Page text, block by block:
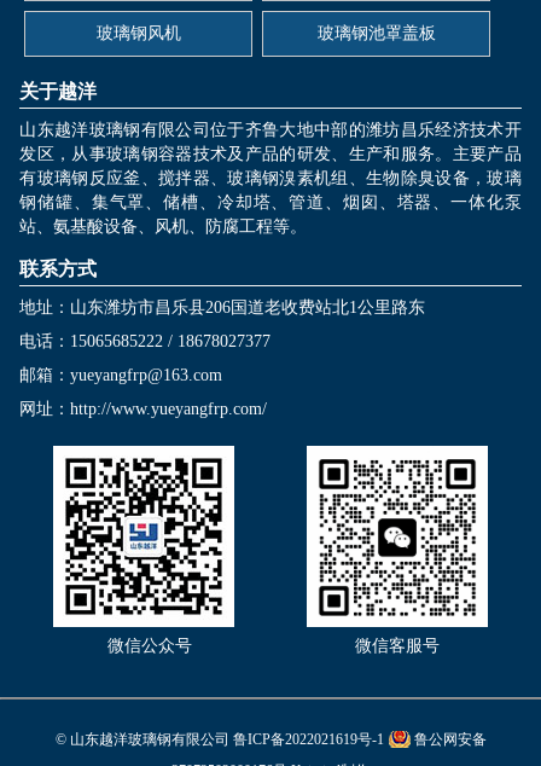
玻璃钢风机 玻璃钢池罩盖板
关于越洋
山东越洋玻璃钢有限公司位于齐鲁大地中部的潍坊昌乐经济技术开
发区，从事玻璃钢容器技术及产品的研发、生产和服务。主要产品
有玻璃钢反应釜、搅拌器、玻璃钢溴素机组、生物除臭设备，玻璃
钢储罐、集气罩、储槽、冷却塔、管道、烟囱、塔器、一体化泵
站、氨基酸设备、风机、防腐工程等。
联系方式
地址：山东潍坊市昌乐县206国道老收费站北1公里路东
电话：15065685222 / 18678027377
邮箱：yueyangfrp@163.com
网址：http://www.yueyangfrp.com/
微信公众号 微信客服号
© 山东越洋玻璃钢有限公司 鲁ICP备2022021619号-1
鲁公网安备